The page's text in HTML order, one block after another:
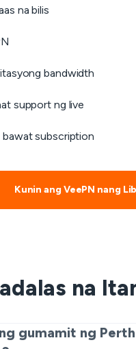
na bilis
bandwidth
support ng live
bawat subscription
Kunin ang VeePN nang
na
gumamit ng